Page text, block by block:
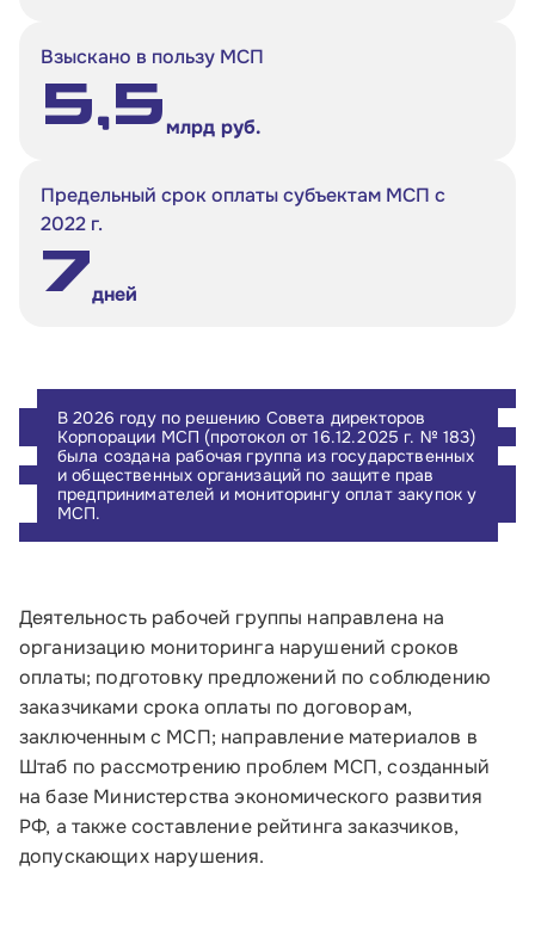
Малому и среднему бизнесу
Банкам и финансовым организациям
Соцсети
Взыскано в пользу МСП
5,5млрд руб.
Предельный срок оплаты субъектам МСП с
2022 г.
7дней
В 2026 году по решению Совета директоров
Корпорации МСП (протокол от 16.12.2025 г. № 183)
была создана рабочая группа из государственных
и общественных организаций по защите прав
предпринимателей и мониторингу оплат закупок у
МСП.
Деятельность рабочей группы направлена на
организацию мониторинга нарушений сроков
оплаты; подготовку предложений по соблюдению
заказчиками срока оплаты по договорам,
заключенным с МСП; направление материалов в
Штаб по рассмотрению проблем МСП, созданный
на базе Министерства экономического развития
РФ, а также составление рейтинга заказчиков,
допускающих нарушения.